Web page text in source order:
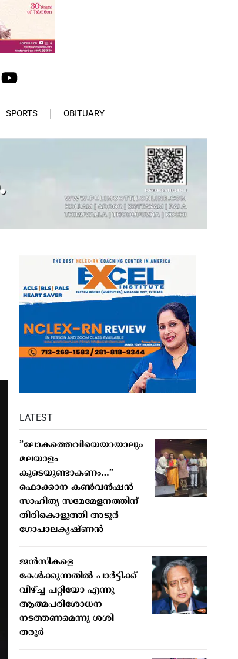
SPORTS OBITUARY
LATEST
”ലോകത്തെവിയെയായാലും
മലയാളം
കൂടെയുണ്ടാകണം…”
ഫൊക്കാന കണ്‍വന്‍ഷന്‍
സാഹിത്യ സമേമേളനത്തിന്
തിരികൊളുത്തി അടൂര്‍
ഗോപാലകൃഷ്ണന്‍
ജന്‍സികളെ
കേള്‍ക്കുന്നതില്‍ പാര്‍ട്ടിക്ക്
വീഴ്ച്ച പറ്റിയോ എന്നു
ആത്മപരിശോധന
നടത്തണമെന്നു ശശി
തരൂര്‍